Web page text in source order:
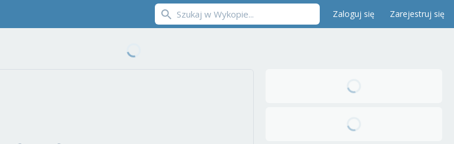
Zaloguj się Zarejestruj się